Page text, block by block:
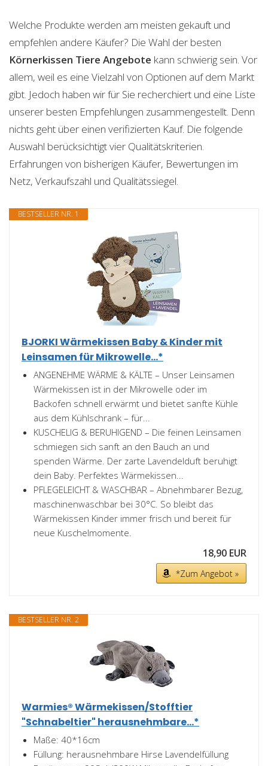
Welche Produkte werden am meisten gekauft und
empfehlen andere Käufer? Die Wahl der besten
Körnerkissen Tiere Angebote kann schwierig sein. Vor
allem, weil es eine Vielzahl von Optionen auf dem Markt
gibt. Jedoch haben wir für Sie recherchiert und eine Liste
unserer besten Empfehlungen zusammengestellt. Denn
nichts geht über einen verifizierten Kauf. Die folgende
Auswahl berücksichtigt vier Qualitätskriterien.
Erfahrungen von bisherigen Käufer, Bewertungen im
Netz, Verkaufszahl und Qualitätssiegel.
BESTSELLER NR. 1
BJORKI Wärmekissen Baby & Kinder mit
Leinsamen für Mikrowelle...*
ANGENEHME WÄRME & KÄLTE – Unser Leinsamen
Wärmekissen ist in der Mikrowelle oder im
Backofen schnell erwärmt und bietet sanfte Kühle
aus dem Kühlschrank – für...
KUSCHELIG & BERUHIGEND – Die feinen Leinsamen
schmiegen sich sanft an den Bauch an und
spenden Wärme. Der zarte Lavendelduft beruhigt
dein Baby. Perfektes Wärmekissen...
PFLEGELEICHT & WASCHBAR – Abnehmbarer Bezug,
maschinenwaschbar bei 30°C. So bleibt das
Wärmekissen Kinder immer frisch und bereit für
neue Kuschelmomente.
18,90 EUR
*Zum Angebot »
BESTSELLER NR. 2
Warmies® Wärmekissen/Stofftier
"Schnabeltier" herausnehmbare...*
Maße: 40*16cm
Füllung: herausnehmbare Hirse Lavendelfüllung